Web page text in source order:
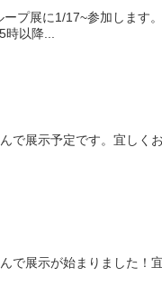
ープ展に1/17~参加しま
以降...
で展示予定です。宜し
で展示が始まりました